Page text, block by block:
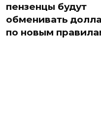
пензенцы будут
обменивать
по новым